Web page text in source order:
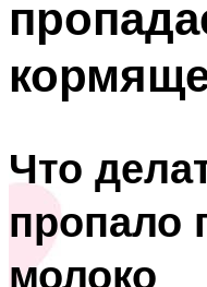
Что
пропало
молоко